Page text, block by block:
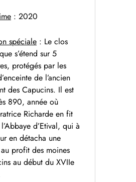
: 2020
spéciale : Le clos
s’étend sur 5
protégés par les
de l’ancien
des Capucins. Il est
890, année où
Richarde en fit
d’Etival, qui à
en détacha une
profit des moines
au début du XVIIe